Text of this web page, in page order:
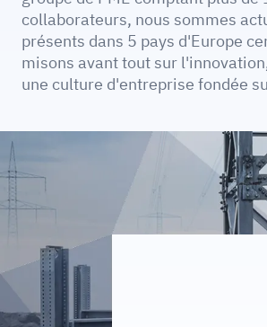
Contact
ACTUALITÉS
collaborateurs, nous sommes
présents dans 5 pays d'Europe
misons avant tout sur
une culture d'entreprise fondée